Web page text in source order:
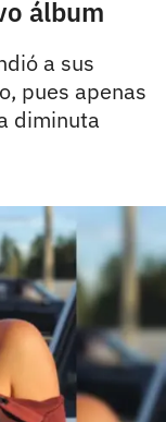
álbum
a sus
pues apenas
diminuta